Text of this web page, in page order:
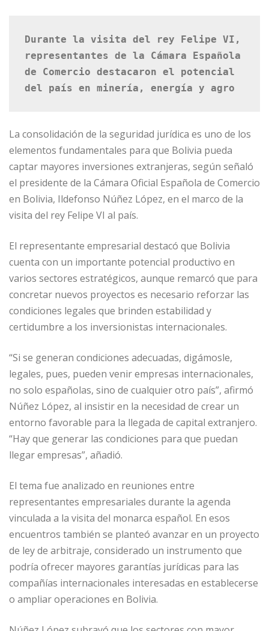
Durante la visita del rey Felipe VI,
representantes de la Cámara Española
de Comercio destacaron el potencial
del país en minería, energía y agro
La consolidación de la seguridad jurídica es uno de los
elementos fundamentales para que Bolivia pueda
captar mayores inversiones extranjeras, según señaló
el presidente de la Cámara Oficial Española de Comercio
en Bolivia, Ildefonso Núñez López, en el marco de la
visita del rey Felipe VI al país.
El representante empresarial destacó que Bolivia
cuenta con un importante potencial productivo en
varios sectores estratégicos, aunque remarcó que para
concretar nuevos proyectos es necesario reforzar las
condiciones legales que brinden estabilidad y
certidumbre a los inversionistas internacionales.
“Si se generan condiciones adecuadas, digámosle,
legales, pues, pueden venir empresas internacionales,
no solo españolas, sino de cualquier otro país”, afirmó
Núñez López, al insistir en la necesidad de crear un
entorno favorable para la llegada de capital extranjero.
“Hay que generar las condiciones para que puedan
llegar empresas”, añadió.
El tema fue analizado en reuniones entre
representantes empresariales durante la agenda
vinculada a la visita del monarca español. En esos
encuentros también se planteó avanzar en un proyecto
de ley de arbitraje, considerado un instrumento que
podría ofrecer mayores garantías jurídicas para las
compañías internacionales interesadas en establecerse
o ampliar operaciones en Bolivia.